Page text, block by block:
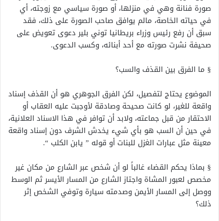
صورة فنانة وهي في منزلها، أو صورة سياسي مع زوجته، أي
في حياته الخاصة، مالم يوافق صاحب الصورة على ذلك، فقد
سبق أن رفع رئيس وزراء بريطانيا توني بلير دعوى تعويض على
صحيفة نشرت صورته مع أحد أبنائه، وكسب الدعوى.
§ ما الفرق بين القذف والسب؟
الموضوع يحتاج لتفصيل، لكن الفرق الجوهري هو أن القذف إسناد
واقعة للغير، لو كانت صحيحة وصادقة لأوجبت عليه العقاب أو
الاحتقار من قبل جماعته، ولابد أن توافر في هذا الاسناد العلانية،
في حين أن السب هو بأي شيء يخدش الشرف دون إسناد واقعة
معينة مثل عبارات الغزل للبنات أو قوله ” يابن الكلب “.
§ بماذا يحكم القضاء غالباً لو أن شخص عبر الشارع من مكان غير
مخصص لعبور المشاة واجتاز الشارع من المسار الأيسر ثم الوسط
ووصل إلى المسار الأيمن وصدمته سيارة وتوفي الشخص إثر
ذلك؟